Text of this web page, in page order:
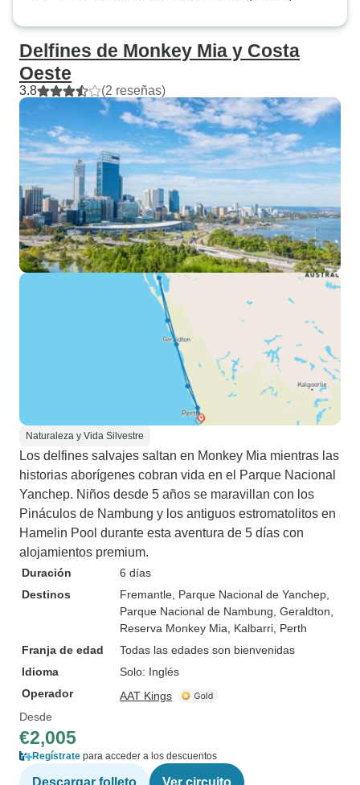
Delfines de Monkey Mia y Costa
Oeste
3.8 (2 reseñas)
Naturaleza y Vida Silvestre
Los delfines salvajes saltan en Monkey Mia mientras las
historias aborígenes cobran vida en el Parque Nacional
Yanchep. Niños desde 5 años se maravillan con los
Pináculos de Nambung y los antiguos estromatolitos en
Hamelin Pool durante esta aventura de 5 días con
alojamientos premium.
Duración
6 días
Destinos
Fremantle , Parque Nacional de Yanchep
Parque Nacional de Nambung , Geraldton
Reserva Monkey Mia , Kalbarri , Perth
Franja de edad
Todas las edades son bienvenidas
Idioma
Solo: Inglés
Operador
AAT Kings
Desde
€2,005
Regístrate para acceder a los descuentos
Descargar folleto Ver circuito